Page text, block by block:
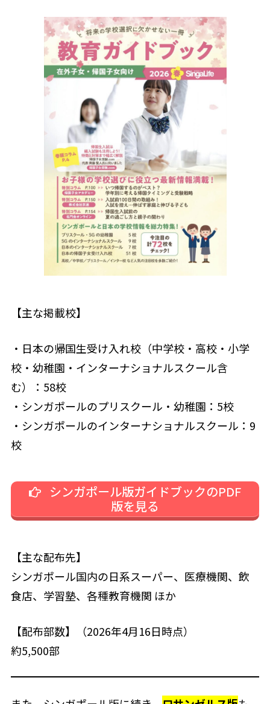
【主な掲載校】
・日本の帰国生受け入れ校（中学校・高校・小学
校・幼稚園・インターナショナルスクール含
む）：58校
・シンガポールのプリスクール・幼稚園：5校
・シンガポールのインターナショナルスクール：9
校
シンガポール版ガイドブックのPDF
版を見る
【主な配布先】
シンガポール国内の日系スーパー、医療機関、飲
食店、学習塾、各種教育機関 ほか
【配布部数】（2026年4月16日時点）
約5,500部